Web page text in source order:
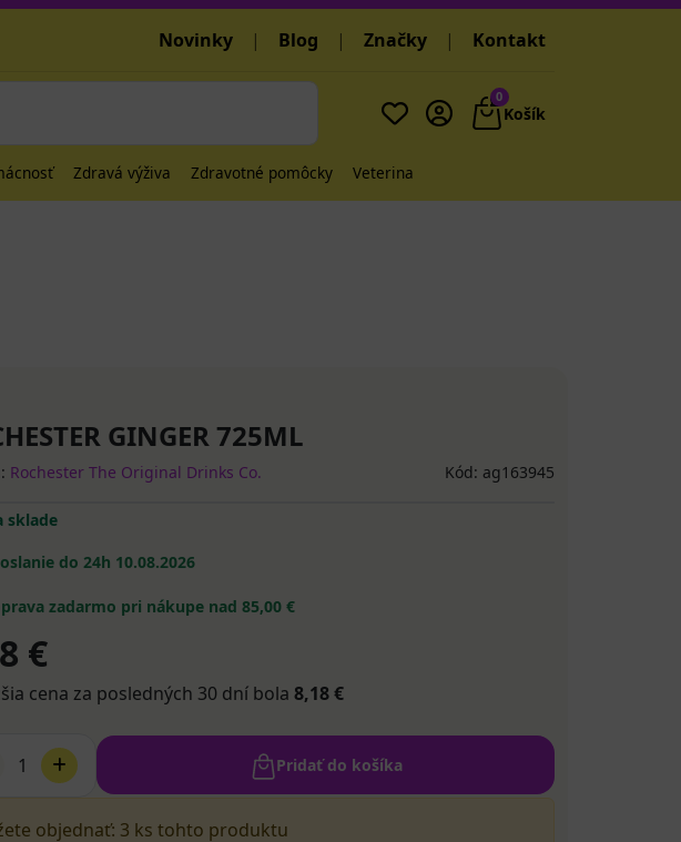
Novinky | Blog | Značky | Kontakt
0
Košík
Zdravá výživa Zdravotné pomôcky Veterina
GINGER 725ML
Rochester The Original Drinks Co. Kód: ag163945
sklade
do 24h 10.08.2026
zadarmo pri nákupe nad 85,00 €
€
cena za posledných 30 dní bola 8,18 €
1 Pridať do košíka
objednať: 3 ks tohto produktu